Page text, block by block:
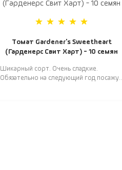
Томат Gardener's Sweetheart
(Гарденерс Свит Харт) - 10 семян
Шикарный сорт. Очень сладкие.
Обязательно на следующий год посажу..